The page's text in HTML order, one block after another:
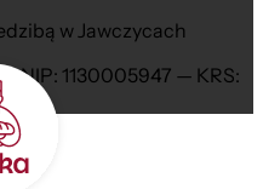
w Jawczycach
NIP: 1130005947 — KRS: